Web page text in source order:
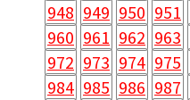
948 949 950 951
960 961 962 963
972 973 974 975
984 985 986 987